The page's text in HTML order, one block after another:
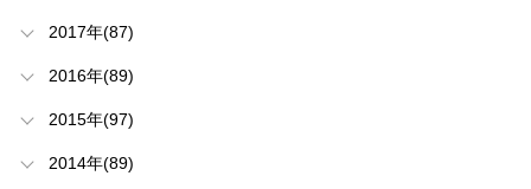
2017年(87)
2016年(89)
2015年(97)
2014年(89)